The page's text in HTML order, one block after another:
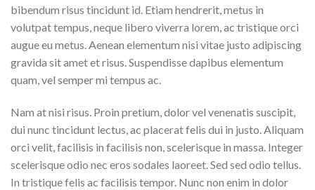
bibendum risus tincidunt id. Etiam hendrerit, metus in
volutpat tempus, neque libero viverra lorem, ac tristique orci
augue eu metus. Aenean elementum nisi vitae justo adipiscing
gravida sit amet et risus. Suspendisse dapibus elementum
quam, vel semper mi tempus ac.
Nam at nisi risus. Proin pretium, dolor vel venenatis suscipit,
dui nunc tincidunt lectus, ac placerat felis dui in justo. Aliquam
orci velit, facilisis in facilisis non, scelerisque in massa. Integer
scelerisque odio nec eros sodales laoreet. Sed sed odio tellus.
In tristique felis ac facilisis tempor. Nunc non enim in dolor